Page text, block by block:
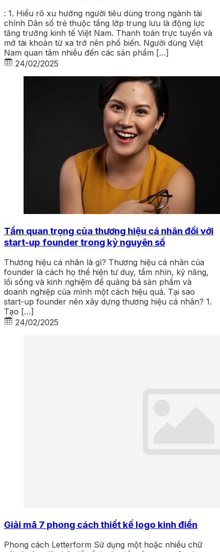
: 1. Hiểu rõ xu hướng người tiêu dùng trong ngành tài
chính Dân số trẻ thuộc tầng lớp trung lưu là động lực
tăng trưởng kinh tế Việt Nam. Thanh toán trực tuyến và
mở tài khoản từ xa trở nên phổ biến. Người dùng Việt
Nam quan tâm nhiều đến các sản phẩm […]
24/02/2025
Tầm quan trọng của thương hiệu cá nhân đối với
start-up founder trong kỷ nguyên số
Thương hiệu cá nhân là gì? Thương hiệu cá nhân của
founder là cách họ thể hiện tư duy, tầm nhìn, kỹ năng,
lối sống và kinh nghiệm để quảng bá sản phẩm và
doanh nghiệp của mình một cách hiệu quả. Tại sao
start-up founder nên xây dựng thương hiệu cá nhân? 1.
Tạo […]
24/02/2025
Giải mã 7 phong cách thiết kế logo kinh điển
Phong cách Letterform Sử dụng một hoặc nhiều chữ